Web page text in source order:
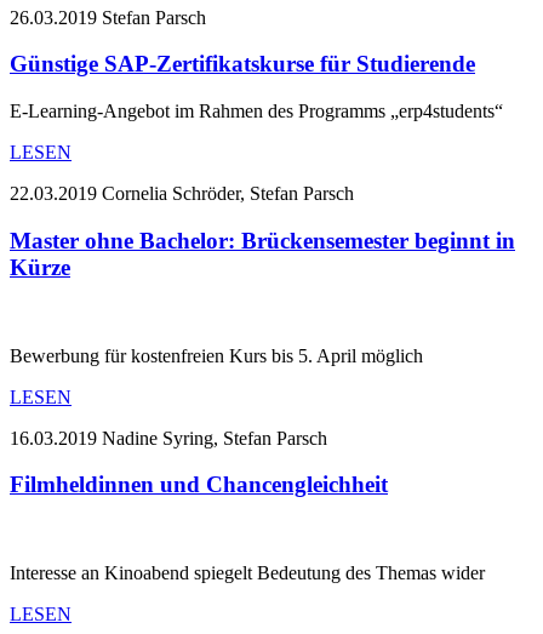
26.03.2019 Stefan Parsch
Günstige SAP-Zertifikatskurse für Studierende
E-Learning-Angebot im Rahmen des Programms „erp4students“
LESEN
22.03.2019 Cornelia Schröder, Stefan Parsch
Master ohne Bachelor: Brückensemester beginnt in
Kürze
Bewerbung für kostenfreien Kurs bis 5. April möglich
LESEN
16.03.2019 Nadine Syring, Stefan Parsch
Filmheldinnen und Chancengleichheit
Interesse an Kinoabend spiegelt Bedeutung des Themas wider
LESEN